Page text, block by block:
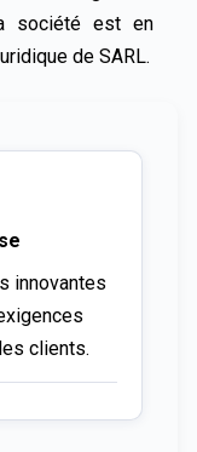
société est en
de SARL.
innovantes
clients.